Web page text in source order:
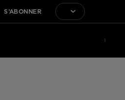
S'ABONNER